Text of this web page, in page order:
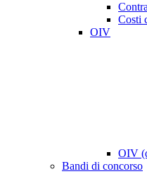
Costi
OIV
OIV
Bandi di concorso